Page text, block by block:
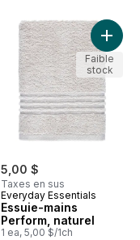
5,00 $
Taxes en sus
Everyday Essentials
Essuie-mains
Perform, naturel
1 ea, 5,00 $/1ch
Faible
stock